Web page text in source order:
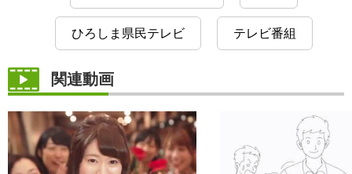
ひろしま県民テレビ テレビ番組
関連動画